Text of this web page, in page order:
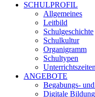
SCHULPROFIL
Allgemeines
Leitbild
Schulgeschichte
Schulkultur
Organigramm
Schultypen
Unterrichtszeiten
ANGEBOTE
Begabungs-
Digitale Bildung